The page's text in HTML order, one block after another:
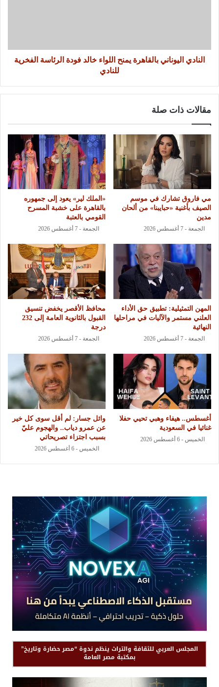
النادي اليوناني بالقاهرة يمنح اللواء خالد فودة الرئاسة الفخرية
للنادي
مقالات ذات صلة
مي فاروق تشارك في موسم
الصيف بأغنية «حبايبنا» من ألحان
مدين
الجمعة - 7 أغسطس 2026
«الملك لير» يعود إلى جمهوره
بالقاهرة على خشبة المسرح
القومي بالعتبة
الجمعة - 7 أغسطس 2026
المهن التمثيلية: تطبيق حق الأداء
العلني مستمر والآليات في مراحلها
النهائية
الجمعة - 7 أغسطس 2026
محافظ الأقصر يخفض تنسيق
القبول بالثانوية العامة إلى 232
درجة
الجمعة - 7 أغسطس 2026
أغسطس.. هيفاء وهبي تحيي حفلا
غنائيا في السعودية
الخميس - 6 أغسطس 2026
وائل جسار: لم أقل سوى كل خير
عن عمرو دياب.. والهجوم عليّ
بسبب اجتزاء تصريحاتي
الخميس - 6 أغسطس 2026
المجلس العربي للثقافة والتراث ينظم ندوة “مصر حضارة وتاريخ”
بمكتبة مصر العامة